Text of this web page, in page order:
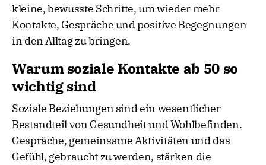
kleine, bewusste Schritte, um wieder mehr
Kontakte, Gespräche und positive Begegnungen
in den Alltag zu bringen.
Warum soziale Kontakte ab 50 so
wichtig sind
Soziale Beziehungen sind ein wesentlicher
Bestandteil von Gesundheit und Wohlbefinden.
Gespräche, gemeinsame Aktivitäten und das
Gefühl, gebraucht zu werden, stärken die